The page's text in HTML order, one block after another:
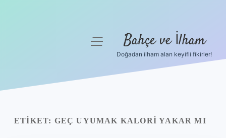
Yasal Uyarı
menüyü
Bahçe ve İlham
Doğadan ilham alan keyifli fikirler!
ETIKET: GEÇ UYUMAK KALORI YAKAR MI